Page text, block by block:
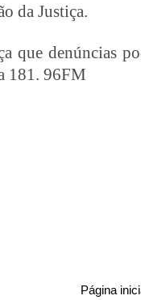
da Justiça.
que denúncias
181. 96FM
Página